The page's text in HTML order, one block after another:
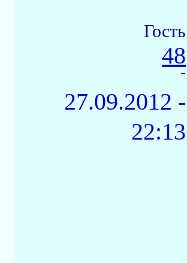
Гость
48
-
27.09.2012 -
22:13